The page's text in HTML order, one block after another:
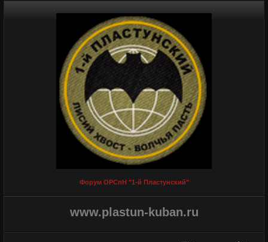
Форум ОРСпН "1-й Пластунский"
www.plastun-kuban.ru